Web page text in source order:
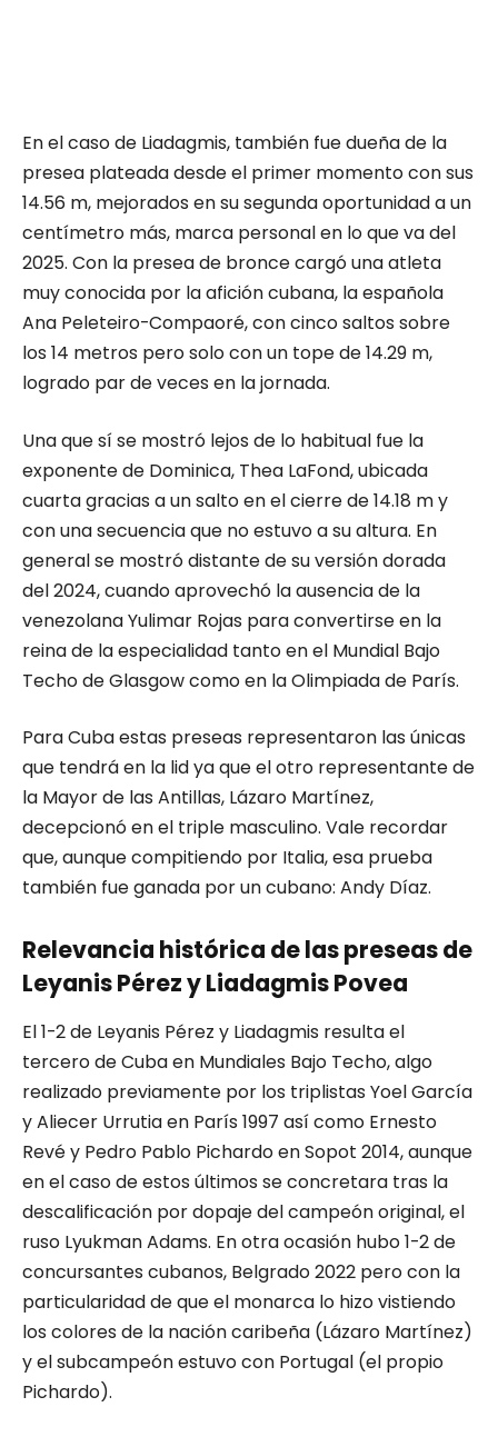
En el caso de Liadagmis, también fue dueña de la
presea plateada desde el primer momento con sus
14.56 m, mejorados en su segunda oportunidad a un
centímetro más, marca personal en lo que va del
2025. Con la presea de bronce cargó una atleta
muy conocida por la afición cubana, la española
Ana Peleteiro-Compaoré, con cinco saltos sobre
los 14 metros pero solo con un tope de 14.29 m,
logrado par de veces en la jornada.
Una que sí se mostró lejos de lo habitual fue la
exponente de Dominica, Thea LaFond, ubicada
cuarta gracias a un salto en el cierre de 14.18 m y
con una secuencia que no estuvo a su altura. En
general se mostró distante de su versión dorada
del 2024, cuando aprovechó la ausencia de la
venezolana Yulimar Rojas para convertirse en la
reina de la especialidad tanto en el Mundial Bajo
Techo de Glasgow como en la Olimpiada de París.
Para Cuba estas preseas representaron las únicas
que tendrá en la lid ya que el otro representante de
la Mayor de las Antillas, Lázaro Martínez,
decepcionó en el triple masculino. Vale recordar
que, aunque compitiendo por Italia, esa prueba
también fue ganada por un cubano: Andy Díaz.
Relevancia histórica de las preseas de
Leyanis Pérez y Liadagmis Povea
El 1-2 de Leyanis Pérez y Liadagmis resulta el
tercero de Cuba en Mundiales Bajo Techo, algo
realizado previamente por los triplistas Yoel García
y Aliecer Urrutia en París 1997 así como Ernesto
Revé y Pedro Pablo Pichardo en Sopot 2014, aunque
en el caso de estos últimos se concretara tras la
descalificación por dopaje del campeón original, el
ruso Lyukman Adams. En otra ocasión hubo 1-2 de
concursantes cubanos, Belgrado 2022 pero con la
particularidad de que el monarca lo hizo vistiendo
los colores de la nación caribeña (Lázaro Martínez)
y el subcampeón estuvo con Portugal (el propio
Pichardo).